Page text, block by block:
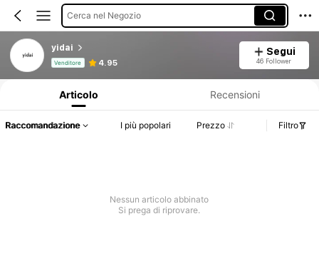
Cerca nel Negozio
yidai
Venditore 4.95
Segui
46 Follower
Articolo Recensioni
Raccomandazione I più popolari Prezzo Filtro
Nessun articolo abbinato
Si prega di riprovare.